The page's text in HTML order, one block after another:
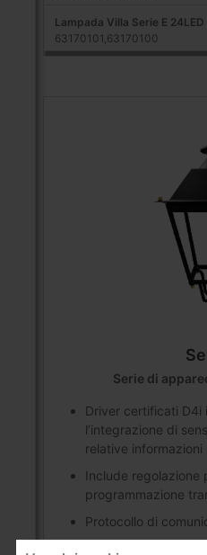
Lampada Villa Serie E
63170101,63170100
Serie di
Driver certificati D4i
l’integrazione di
relative informazioni
Include regolazione
programmazione
Protocollo di